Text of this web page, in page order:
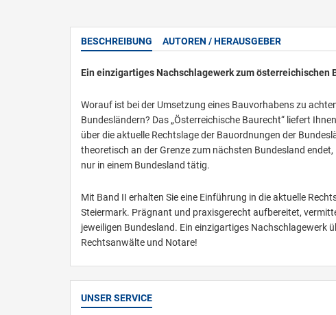
BESCHREIBUNG AUTOREN / HERAUSGEBER
Ein einzigartiges Nachschlagewerk zum österreichischen
Worauf ist bei der Umsetzung eines Bauvorhabens zu
Bundesländern? Das „Österreichische Baurecht“ liefert
über die aktuelle Rechtslage der Bauordnungen der
theoretisch an der Grenze zum nächsten Bundesland
nur in einem Bundesland tätig.
Mit Band II erhalten Sie eine Einführung in die aktuelle
Steiermark. Prägnant und praxisgerecht aufbereitet,
jeweiligen Bundesland. Ein einzigartiges Nachschlagewerk
Rechtsanwälte und Notare!
UNSER SERVICE